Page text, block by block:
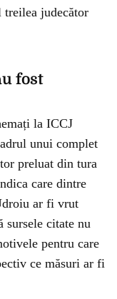
treilea judecător
fost
la ICCJ
unui complet
preluat din tura
care dintre
ar fi vrut
sursele citate nu
pentru care
ce măsuri ar fi